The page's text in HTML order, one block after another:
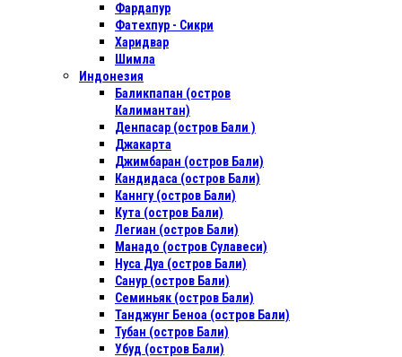
Фардапур
Фатехпур - Сикри
Харидвар
Шимла
Индонезия
Баликпапан (остров
Калимантан)
Денпасар (остров Бали )
Джакарта
Джимбаран (остров Бали)
Кандидаса (остров Бали)
Каннгу (остров Бали)
Кута (остров Бали)
Легиан (остров Бали)
Манадо (остров Сулавеси)
Нуса Дуа (остров Бали)
Санур (остров Бали)
Семиньяк (остров Бали)
Танджунг Беноа (остров Бали)
Тубан (остров Бали)
Убуд (остров Бали)